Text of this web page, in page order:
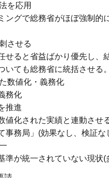
を応用
ングで総務省がほぼ強制的
させる
せると省益ばかり優先し
いても総務省に統括させる。
数値化・義務化
務化
推進
値化された実績と連動させ
事務局」(効果なし、検証な
準が統一されていない現状